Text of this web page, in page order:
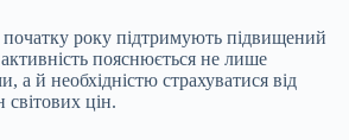
року підтримують підвищений
пояснюється не лише
а й необхідністю страхуватися від
світових цін.